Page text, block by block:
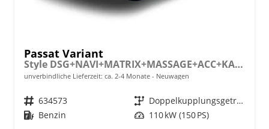
Passat Variant
Style DSG+NAVI+MATRIX+MASSAGE+ACC+KAMERA
unverbindliche Lieferzeit: ca. 2-4 Monate Neuwagen
Fahrzeugnr. 634573 Getriebe
Doppelkupplungsgetriebe (DSG)
Kraftstoff Benzin Leistung 110 kW (150 PS)